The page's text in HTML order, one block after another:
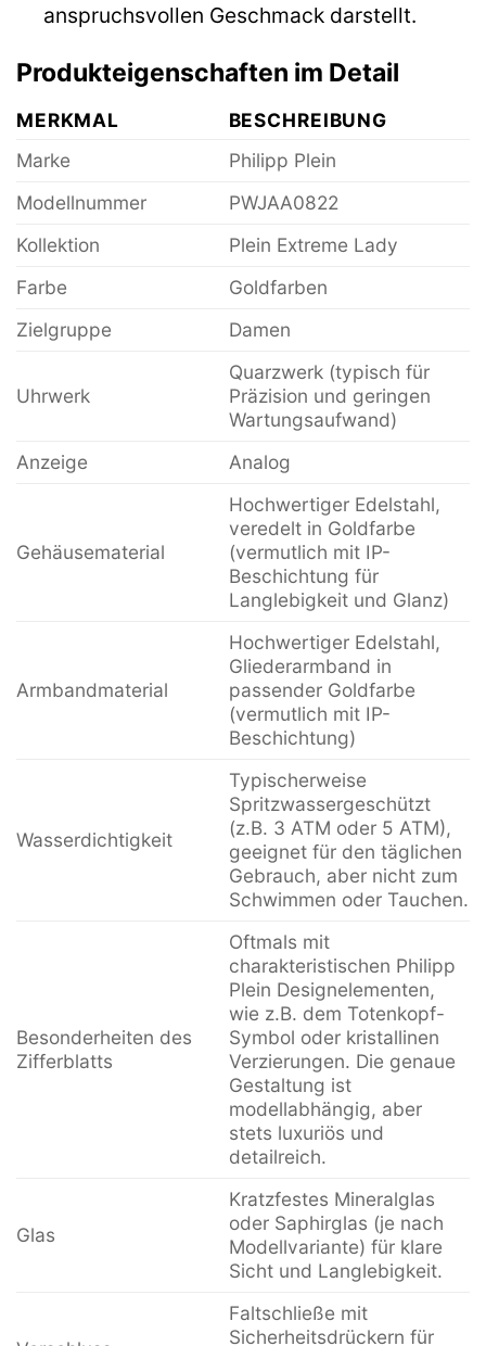
anspruchsvollen Geschmack darstellt.
Produkteigenschaften im Detail
MERKMAL
BESCHREIBUNG
Marke
Philipp Plein
Modellnummer
PWJAA0822
Kollektion
Plein Extreme Lady
Farbe
Goldfarben
Zielgruppe
Damen
Uhrwerk
Quarzwerk (typisch für
Präzision und geringen
Wartungsaufwand)
Anzeige
Analog
Gehäusematerial
Hochwertiger Edelstahl,
veredelt in Goldfarbe
(vermutlich mit IP-
Beschichtung für
Langlebigkeit und Glanz)
Armbandmaterial
Hochwertiger Edelstahl,
Gliederarmband in
passender Goldfarbe
(vermutlich mit IP-
Beschichtung)
Wasserdichtigkeit
Typischerweise
Spritzwassergeschützt
(z.B. 3 ATM oder 5 ATM),
geeignet für den täglichen
Gebrauch, aber nicht zum
Schwimmen oder Tauchen.
Besonderheiten des
Zifferblatts
Oftmals mit
charakteristischen Philipp
Plein Designelementen,
wie z.B. dem Totenkopf-
Symbol oder kristallinen
Verzierungen. Die genaue
Gestaltung ist
modellabhängig, aber
stets luxuriös und
detailreich.
Glas
Kratzfestes Mineralglas
oder Saphirglas (je nach
Modellvariante) für klare
Sicht und Langlebigkeit.
Faltschließe mit
Sicherheitsdrückern für